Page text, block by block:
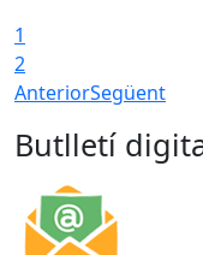
1
2
AnteriorSegüent
Butlletí